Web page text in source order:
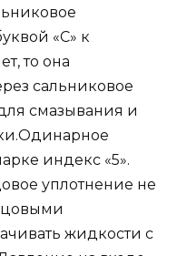
«С» к
то она
сальниковое
смазывания и
индекс «5».
уплотнение не
жидкости с